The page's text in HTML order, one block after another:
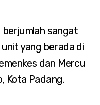
berjumlah sangat
yang berada di
dan Mercu
Kota Padang.